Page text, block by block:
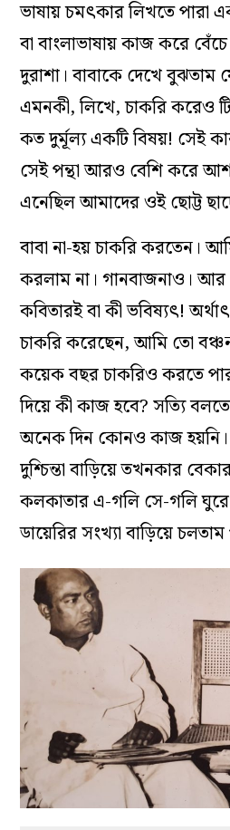
ভাষায় চমৎকার লিখতে পারা
বা বাংলাভাষায় কাজ করে
দুরাশা। বাবাকে দেখে বুঝতাম
এমনকী, লিখে, চাকরি করেও
কত দুর্মূল্য একটি বিষয়! সেই
সেই পন্থা আরও বেশি করে
এনেছিল আমাদের ওই ছোট্ট
বাবা না-হয় চাকরি করতেন।
করলাম না। গানবাজনাও। আর
কবিতারই বা কী ভবিষ্যৎ!
চাকরি করেছেন, আমি তো
কয়েক বছর চাকরিও করতে
দিয়ে কী কাজ হবে? সত্যি
অনেক দিন কোনও কাজ হয়নি।
দুশ্চিন্তা বাড়িয়ে তখনকার
কলকাতার এ-গলি সে-গলি
ডায়েরির সংখ্যা বাড়িয়ে